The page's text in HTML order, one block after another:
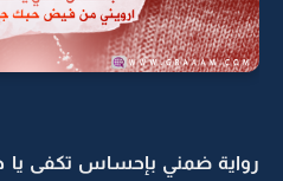
رواية ضمني بإحساس تكفى